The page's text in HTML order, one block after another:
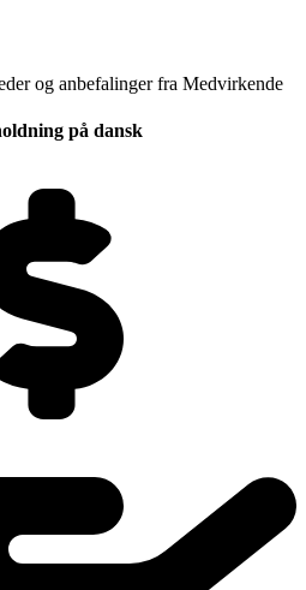
og anbefalinger fra Medvirkende
på dansk